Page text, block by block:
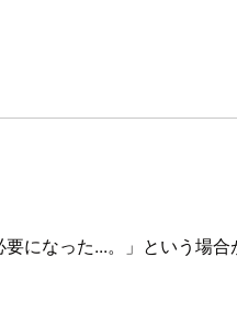
になった...。」という場合